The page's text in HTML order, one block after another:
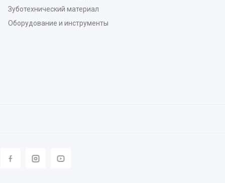
Зуботехнический материал
Оборудование и инструменты